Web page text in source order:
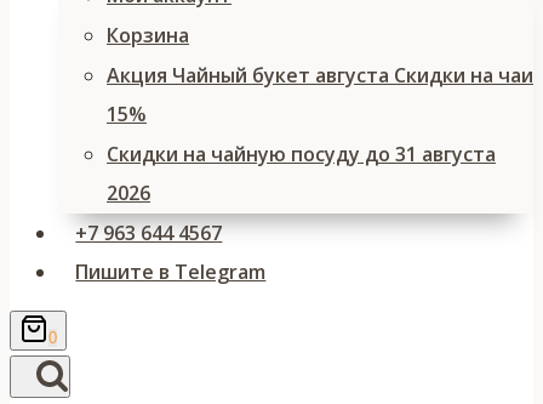
Корзина
Акция Чайный букет августа Скидки на чаи
15%
Скидки на чайную посуду до 31 августа
2026
+7 963 644 4567
Пишите в Telegram
0